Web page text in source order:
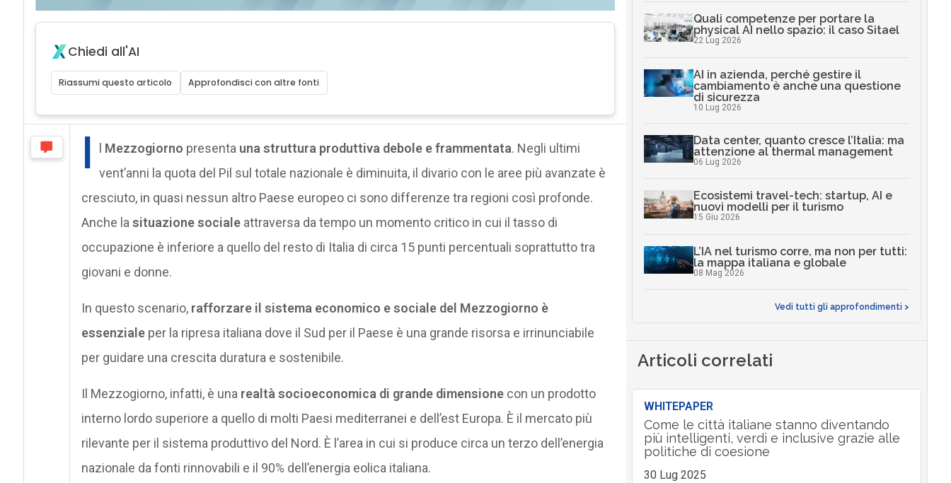
Chiedi all'AI
Riassumi questo articolo Approfondisci con altre fonti
I l Mezzogiorno presenta una struttura produttiva debole e frammentata. Negli ultimi
vent’anni la quota del Pil sul totale nazionale è diminuita, il divario con le aree più avanzate è
cresciuto, in quasi nessun altro Paese europeo ci sono differenze tra regioni così profonde.
Anche la situazione socialeattraversa da tempo un momento critico in cui il tasso di
occupazione è inferiore a quello del resto di Italia di circa 15 punti percentuali soprattutto tra
giovani e donne.
In questo scenario, rafforzare il sistema economico e sociale del Mezzogiorno è
essenzialeper la ripresa italiana dove il Sud per il Paese è una grande risorsa e irrinunciabile
per guidare una crescita duratura e sostenibile.
Il Mezzogiorno, infatti, è una realtà socioeconomica di grande dimensionecon un prodotto
interno lordo superiore a quello di molti Paesi mediterranei e dell’est Europa. È il mercato più
rilevante per il sistema produttivo del Nord. È l’area in cui si produce circa un terzo dell’energia
nazionale da fonti rinnovabili e il 90% dell’energia eolica italiana.
Quali competenze per portare la
physical AI nello spazio: il caso Sitael
22 Lug 2026
AI in azienda, perché gestire il
cambiamento è anche una questione
di sicurezza
10 Lug 2026
Data center, quanto cresce l’Italia: ma
attenzione al thermal management
06 Lug 2026
Ecosistemi travel-tech: startup, AI e
nuovi modelli per il turismo
15 Giu 2026
L’IA nel turismo corre, ma non per tutti:
la mappa italiana e globale
08 Mag 2026
Vedi tutti gli approfondimenti >
Articoli correlati
WHITEPAPER
Come le città italiane stanno diventando
più intelligenti, verdi e inclusive grazie alle
politiche di coesione
30 Lug 2025